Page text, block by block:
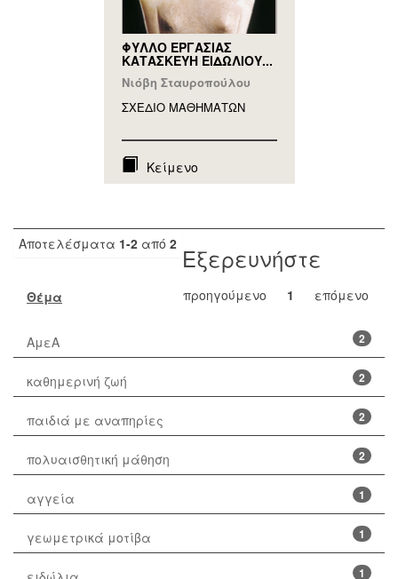
ΦΥΛΛΟ ΕΡΓΑΣΙΑΣ
ΚΑΤΑΣΚΕΥΗ ΕΙΔΩΛΙΟΥ...
Νιόβη Σταυροπούλου
ΣΧΕΔΙΟ ΜΑΘΗΜAΤΩΝ
Κείμενο
Αποτελέσματα 1-2 από 2
προηγούμενο 1 επόμενο
Εξερευνήστε
Θέμα
2
ΑμεΑ
2
καθημερινή ζωή
2
παιδιά με αναπηρίες
2
πολυαισθητική μάθηση
1
αγγεία
1
γεωμετρικά μοτίβα
1